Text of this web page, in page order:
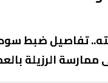
تفاصيل ضبط
الرزيلة